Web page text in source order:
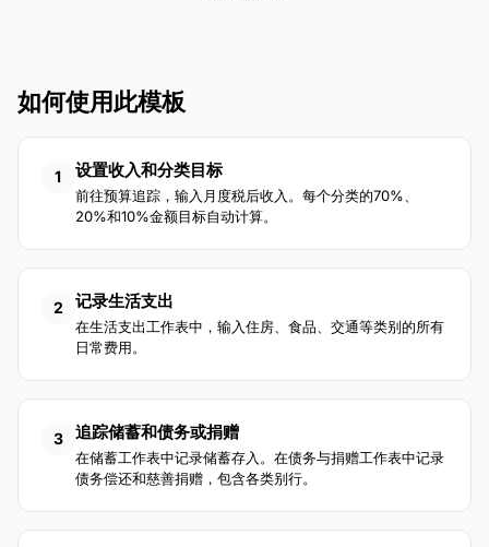
如何使用此模板
1 设置收入和分类目标
前往预算追踪，输入月度税后收入。每个分类的70%、
20%和10%金额目标自动计算。
2 记录生活支出
在生活支出工作表中，输入住房、食品、交通等类别的所有
日常费用。
3 追踪储蓄和债务或捐赠
在储蓄工作表中记录储蓄存入。在债务与捐赠工作表中记录
债务偿还和慈善捐赠，包含各类别行。